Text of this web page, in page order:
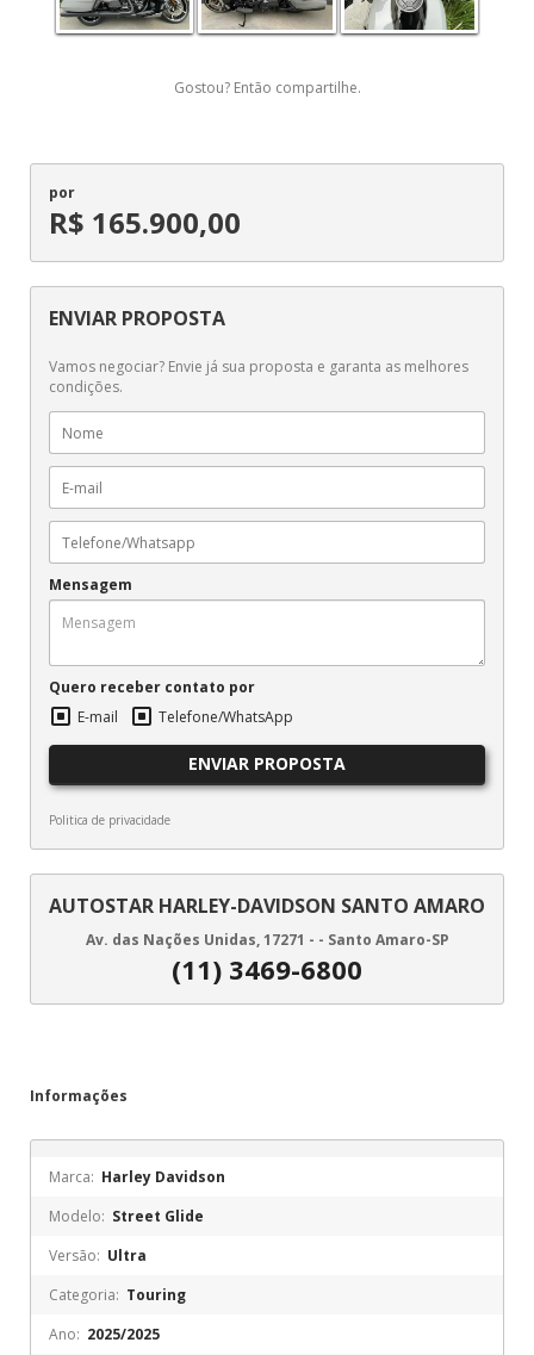
Gostou? Então compartilhe.
por
R$ 165.900,00
ENVIAR PROPOSTA
Vamos negociar? Envie já sua proposta e garanta as melhores
condições.
Mensagem
Quero receber contato por
E-mail
Telefone/WhatsApp
ENVIAR PROPOSTA
Politica de privacidade
AUTOSTAR HARLEY-DAVIDSON SANTO AMARO
Av. das Nações Unidas, 17271 - - Santo Amaro-SP
(11) 3469-6800
Informações
Marca: Harley Davidson
Modelo: Street Glide
Versão: Ultra
Categoria: Touring
Ano: 2025/2025